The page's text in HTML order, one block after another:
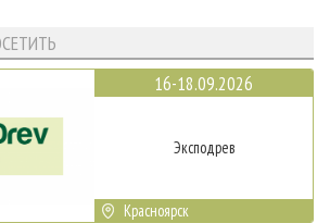
16-18.09.2026
Эксподрев
Красноярск